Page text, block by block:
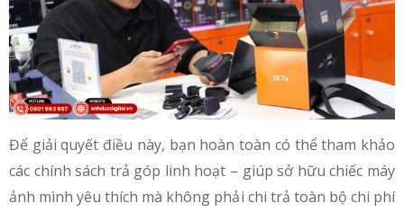
Để giải quyết điều này, bạn hoàn toàn có thể tham khảo
các chính sách trả góp linh hoạt – giúp sở hữu chiếc máy
ảnh mình yêu thích mà không phải chi trả toàn bộ chi phí